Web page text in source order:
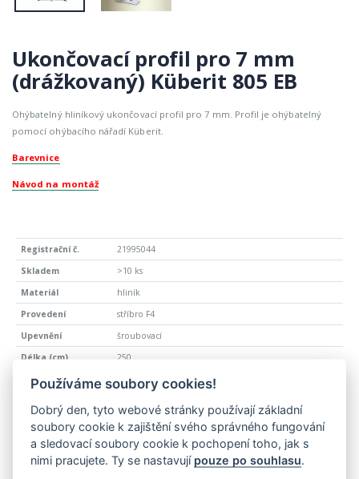
Ukončovací profil pro 7 mm
(drážkovaný) Küberit 805 EB
Ohýbatelný hliníkový ukončovací profil pro 7 mm. Profil je ohýbatelný
pomocí ohýbacího nářadí Küberit.
Barevnice
Návod na montáž
21995044
>10 ks
hliník
stříbro F4
šroubovací
250
663,00 Kč
PŘIDAT DO KOŠÍKU
Používáme soubory cookies!
Dobrý den, tyto webové stránky používají základní
soubory cookie k zajištění svého správného fungování
a sledovací soubory cookie k pochopení toho, jak s
nimi pracujete. Ty se nastavují pouze po souhlasu